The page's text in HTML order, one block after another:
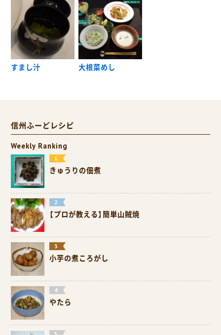
すまし汁 大根菜めし
信州ふーどレシピ
Weekly Ranking
きゅうりの佃煮
【プロが教える】簡単山賊焼
小芋の煮ころがし
やたら